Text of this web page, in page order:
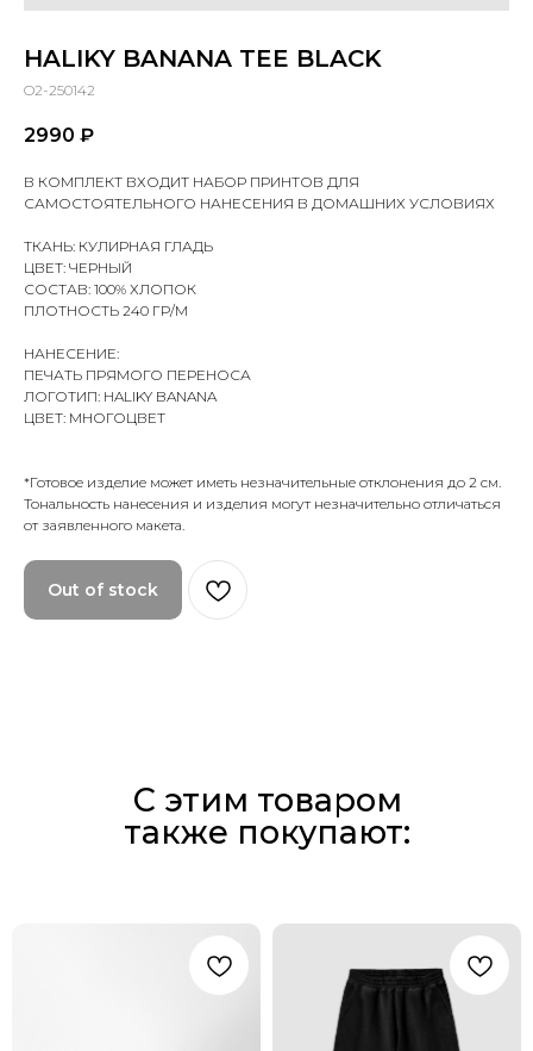
HALIKY BANANA TEE BLACK
O2-250142
2990 ₽
В КОМПЛЕКТ ВХОДИТ НАБОР ПРИНТОВ ДЛЯ
САМОСТОЯТЕЛЬНОГО НАНЕСЕНИЯ В ДОМАШНИХ УСЛОВИЯХ
ТКАНЬ: КУЛИРНАЯ ГЛАДЬ
ЦВЕТ: ЧЕРНЫЙ
СОСТАВ: 100% ХЛОПОК
ПЛОТНОСТЬ 240 ГР/М
НАНЕСЕНИЕ:
ПЕЧАТЬ ПРЯМОГО ПЕРЕНОСА
ЛОГОТИП: HALIKY BANANA
ЦВЕТ: МНОГОЦВЕТ
*Готовое изделие может иметь незначительные отклонения до 2 см.
Тональность нанесения и изделия могут незначительно отличаться
от заявленного макета.
Out of stock
С этим товаром
также покупают: